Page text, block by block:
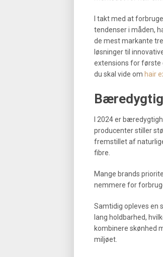
I takt med at
tendenser i måden,
de mest markante
løsninger til
extensions for første
du skal vide om hair
I 2024 er
producenter stiller
fremstillet af
fibre.
Mange brands
nemmere for
Samtidig opleves en
lang holdbarhed,
kombinere skønhed
miljøet.